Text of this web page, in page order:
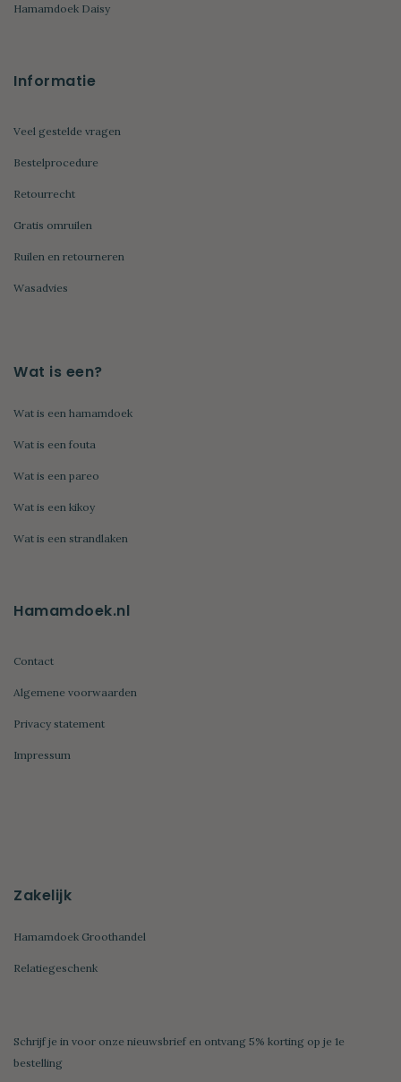
Hamamdoek Daisy
Informatie
Veel gestelde vragen
Bestelprocedure
Retourrecht
Gratis omruilen
Ruilen en retourneren
Wasadvies
Wat is een?
Wat is een hamamdoek
Wat is een fouta
Wat is een pareo
Wat is een kikoy
Wat is een strandlaken
Hamamdoek.nl
Contact
Algemene voorwaarden
Privacy statement
Impressum
Zakelijk
Hamamdoek Groothandel
Relatiegeschenk
Schrijf je in voor onze nieuwsbrief en ontvang 5% korting op je 1e
bestelling